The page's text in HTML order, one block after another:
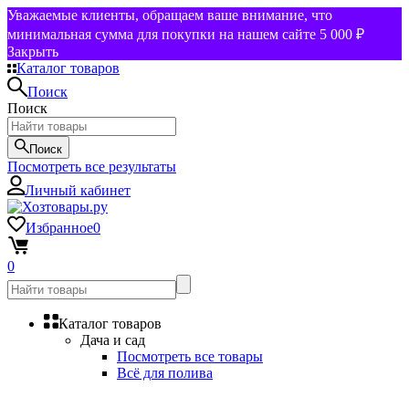
Уважаемые клиенты, обращаем ваше внимание, что
минимальная сумма для покупки на нашем сайте 5 000 ₽
Закрыть
Каталог товаров
Поиск
Поиск
Поиск
Посмотреть все результаты
Личный кабинет
Избранное0
0
Каталог товаров
Дача и сад
Посмотреть все товары
Всё для полива